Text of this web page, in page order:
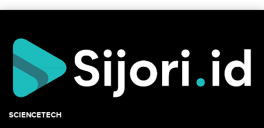
SCIENCETECH